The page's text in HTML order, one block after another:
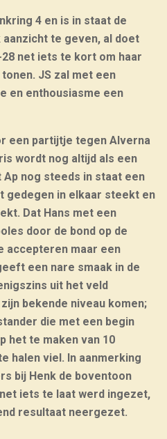
4 en is in staat de
te geven, al doet
net iets te kort om haar
JS zal met een
en enthousiasme een
een partijtje tegen Alverna
wordt nog altijd als een
nog steeds in staat een
gedegen in elkaar steekt en
Dat Hans met een
door de bond op de
accepteren maar een
een nare smaak in de
uit het veld
bekende niveau komen;
die met een begin
het te maken van 10
halen viel. In aanmerking
bij Henk de boventoon
iets te laat werd ingezet,
resultaat neergezet.